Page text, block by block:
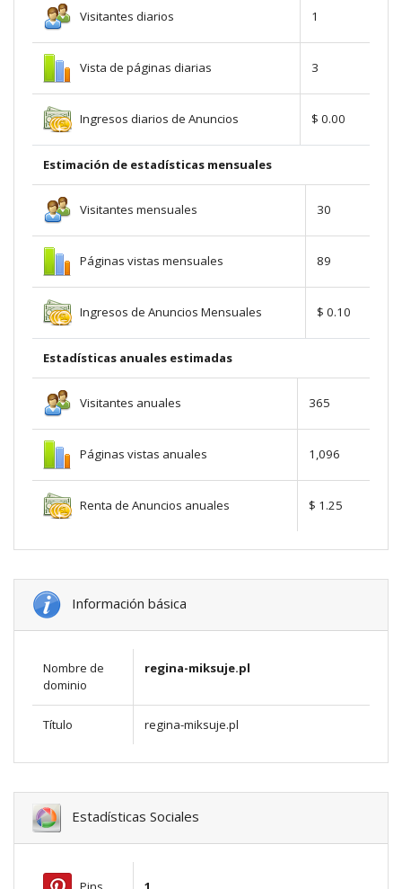
Visitantes diarios 1
Vista de páginas diarias 3
Ingresos diarios de Anuncios $ 0.00
Estimación de estadísticas mensuales
Visitantes mensuales 30
Páginas vistas mensuales 89
Ingresos de Anuncios Mensuales $ 0.10
Estadísticas anuales estimadas
Visitantes anuales 365
Páginas vistas anuales 1,096
Renta de Anuncios anuales $ 1.25
Información básica
Nombre de
dominio
regina-miksuje.pl
Título regina-miksuje.pl
Estadísticas Sociales